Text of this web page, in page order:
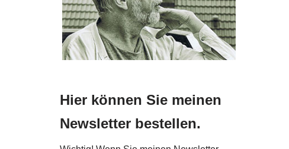
Hier können Sie meinen
Newsletter bestellen.